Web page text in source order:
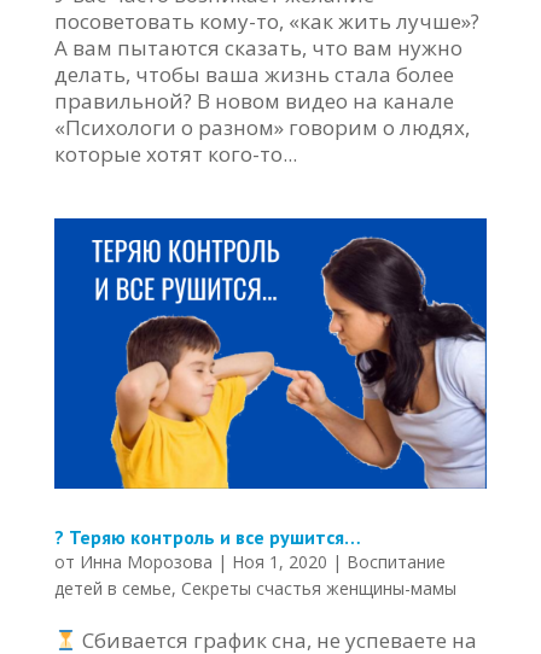
посоветовать кому-то, «как жить лучше»?
А вам пытаются сказать, что вам нужно
делать, чтобы ваша жизнь стала более
правильной? В новом видео на канале
«Психологи о разном» говорим о людях,
которые хотят кого-то...
? Теряю контроль и все рушится…
от Инна Морозова | Ноя 1, 2020 | Воспитание
детей в семье, Секреты счастья женщины-мамы
Сбивается график сна, не успеваете на